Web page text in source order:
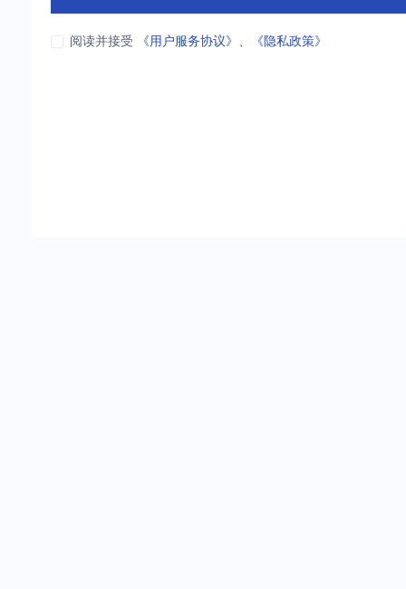
阅读并接受 《用户服务协议》 、 《隐私政策》